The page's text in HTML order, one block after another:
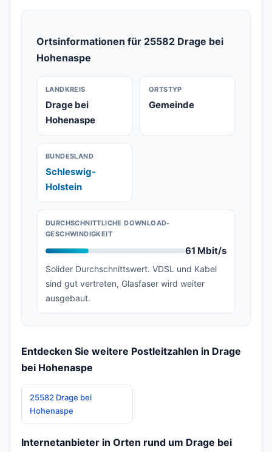
Ortsinformationen für 25582 Drage bei
Hohenaspe
LANDKREIS
Drage bei
Hohenaspe
ORTSTYP
Gemeinde
BUNDESLAND
Schleswig-
Holstein
DURCHSCHNITTLICHE DOWNLOAD-
GESCHWINDIGKEIT
61 Mbit/s
Solider Durchschnittswert. VDSL und Kabel
sind gut vertreten, Glasfaser wird weiter
ausgebaut.
Entdecken Sie weitere Postleitzahlen in Drage
bei Hohenaspe
25582 Drage bei
Hohenaspe
Internetanbieter in Orten rund um Drage bei